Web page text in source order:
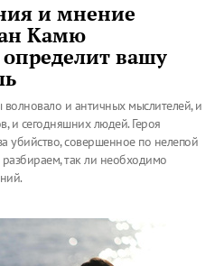
и мнение
Камю
вашу
и античных мыслителей, и
и сегодняшних людей. Героя
убийство, совершенное по нелепой
так ли необходимо